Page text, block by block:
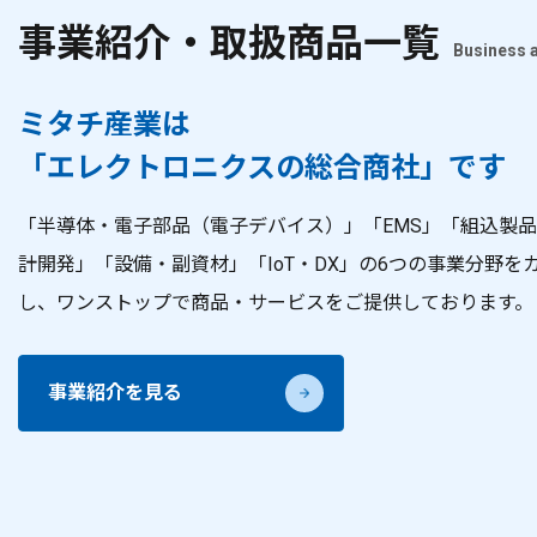
事業紹介・取扱商品一覧 Business
ミタチ産業は
「エレクトロニクスの総合商社」です
「半導体・電子部品（電子デバイス）」「EMS」「組込製
計開発」「設備・副資材」「IoT・DX」の6つの事業分野を
し、ワンストップで商品・サービスをご提供しております。
事業紹介を見る